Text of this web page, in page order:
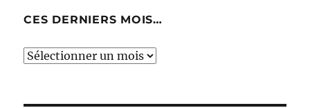
CES DERNIERS MOIS…
Ces